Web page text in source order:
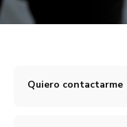
Quiero contactarme